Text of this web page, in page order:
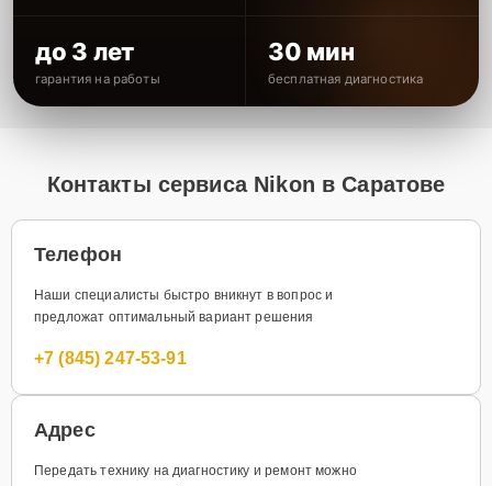
до 3 лет
гарантия на работы
30 мин
бесплатная диагностика
Контакты сервиса Nikon в Саратове
Телефон
Наши специалисты быстро вникнут в вопрос и
предложат оптимальный вариант решения
+7 (845) 247-53-91
Адрес
Передать технику на диагностику и ремонт можно